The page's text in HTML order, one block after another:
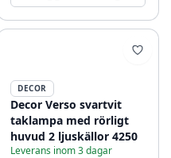
DECOR
Decor Verso svartvit
taklampa med rörligt
huvud 2 ljuskällor 4250
Leverans inom 3 dagar